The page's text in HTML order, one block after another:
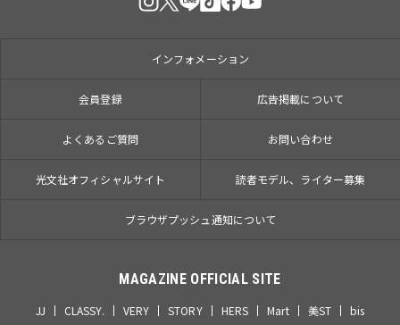
インフォメーション
会員登録 広告掲載について
よくあるご質問 お問い合わせ
光文社オフィシャルサイト 読者モデル、ライター募集
ブラウザプッシュ通知について
MAGAZINE OFFICIAL SITE
JJ CLASSY. VERY STORY HERS Mart 美ST
bis